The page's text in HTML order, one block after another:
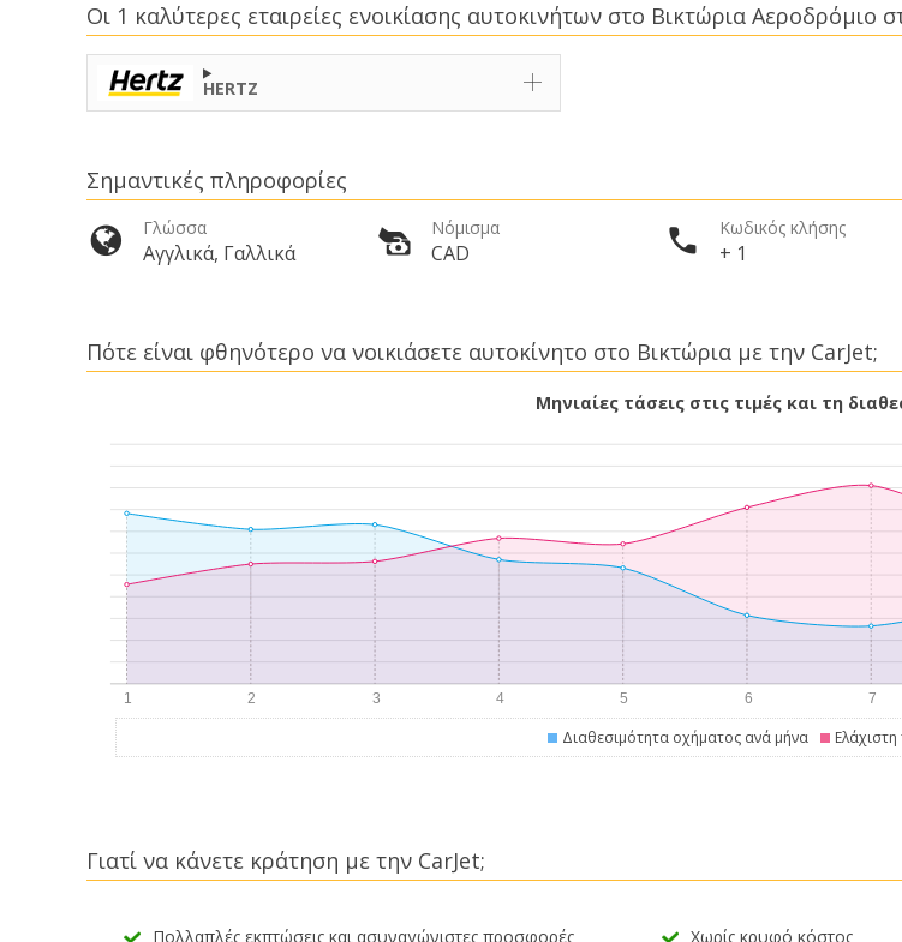
Οι 1 καλύτερες εταιρείες ενοικίασης αυτοκινήτων στο Βικτώρια Αεροδρόμιο
HERTZ
Σημαντικές πληροφορίες
Γλώσσα
Αγγλικά, Γαλλικά
Νόμισμα
CAD
Κωδικός κλήσης
+ 1
Πότε είναι φθηνότερο να νοικιάσετε αυτοκίνητο στο Βικτώρια με την CarJet;
Μηνιαίες τάσεις στις τιμές και τη
Διαθεσιμότητα οχήματος ανά μήνα
Γιατί να κάνετε κράτηση με την CarJet;
Πολλαπλές εκπτώσεις και ασυναγώνιστες προσφορές Χωρίς κρυφό κόστος